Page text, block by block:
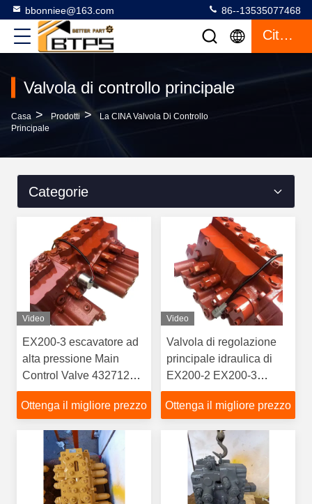
bbonniee@163.com 86--13535077468
Citazione
Valvola di controllo principale
Casa > Prodotti >
La CINA Valvola Di Controllo
Principale
Categorie
Video
EX200-3 escavatore ad
alta pressione Main
Control Valve 4327129
per Hitachi
Ottenga il migliore prezzo
Video
Valvola di regolazione
principale idraulica di
EX200-2 EX200-3
4327129 per
l'escavatore Control
Ottenga il migliore prezzo